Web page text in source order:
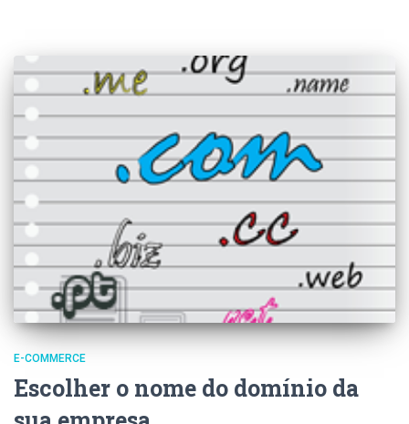
E-COMMERCE
Escolher o nome do domínio da